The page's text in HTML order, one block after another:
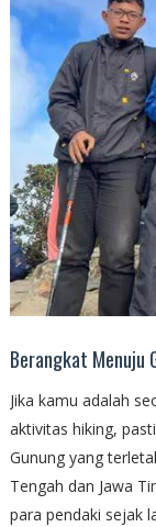
Berangkat Menuju
Jika kamu adalah
aktivitas hiking,
Gunung yang
Tengah dan Jawa
para pendaki sejak